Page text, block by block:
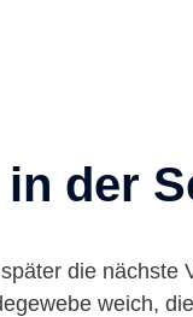
der
die nächste
weich, die